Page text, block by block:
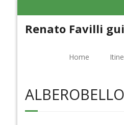
Renato Favilli
Home
ALBEROBELLO